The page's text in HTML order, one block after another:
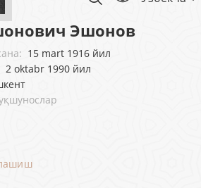
Эшонов
15 mart 1916 йил
2 oktabr 1990 йил